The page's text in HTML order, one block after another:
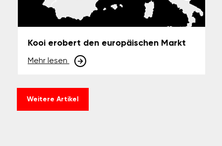
Kooi erobert den europäischen Markt
Mehr lesen
Weitere Artikel